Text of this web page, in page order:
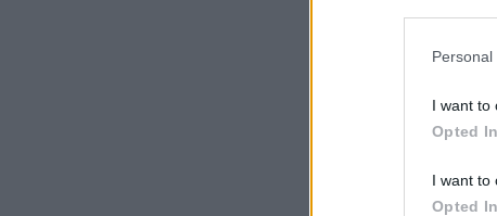
I want to
Opted In
I want to
Opted In
megválasztása.2.
tagjának
névértékű
KEDVES